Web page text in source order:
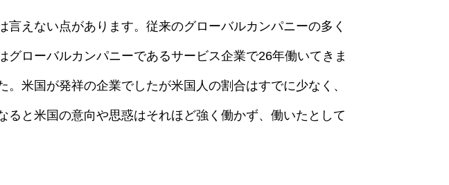
えない点があります。従来のグローバルカンパニーの多く
ローバルカンパニーであるサービス企業で26年働いてきま
米国が発祥の企業でしたが米国人の割合はすでに少なく、
と米国の意向や思惑はそれほど強く働かず、働いたとして